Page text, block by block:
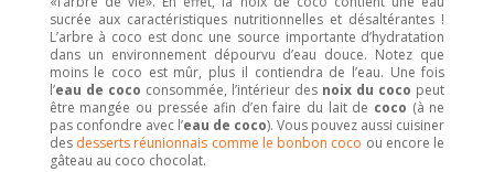
sucrée aux caractéristiques nutritionnelles et désaltérantes !
L’arbre à coco est donc une source importante d’hydratation
dans un environnement dépourvu d’eau douce. Notez que
moins le coco est mûr, plus il contiendra de l’eau. Une fois
l’eau de coco consommée, l’intérieur des noix du coco peut
être mangée ou pressée afin d’en faire du lait de coco (à ne
pas confondre avec l’eau de coco). Vous pouvez aussi cuisiner
des desserts réunionnais comme le bonbon coco ou encore le
gâteau au coco chocolat.